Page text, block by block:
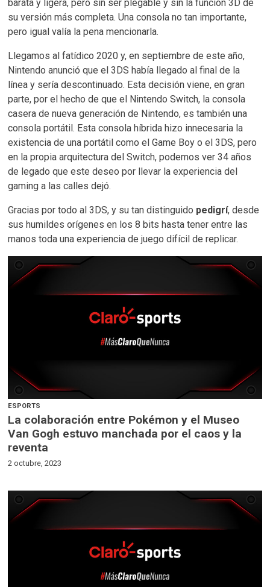
barata y ligera, pero sin ser plegable y sin la función 3D de
su versión más completa. Una consola no tan importante,
pero igual valía la pena mencionarla.
Llegamos al fatídico 2020 y, en septiembre de este año,
Nintendo anunció que el 3DS había llegado al final de la
línea y sería descontinuado. Esta decisión viene, en gran
parte, por el hecho de que el Nintendo Switch, la consola
casera de nueva generación de Nintendo, es también una
consola portátil. Esta consola híbrida hizo innecesaria la
existencia de una portátil como el Game Boy o el 3DS, pero
en la propia arquitectura del Switch, podemos ver 34 años
de legado que este deseo por llevar la experiencia del
gaming a las calles dejó.
Gracias por todo al 3DS, y su tan distinguido pedigrí, desde
sus humildes orígenes en los 8 bits hasta tener entre las
manos toda una experiencia de juego difícil de replicar.
ESPORTS
La colaboración entre Pokémon y el Museo
Van Gogh estuvo manchada por el caos y la
reventa
2 octubre, 2023